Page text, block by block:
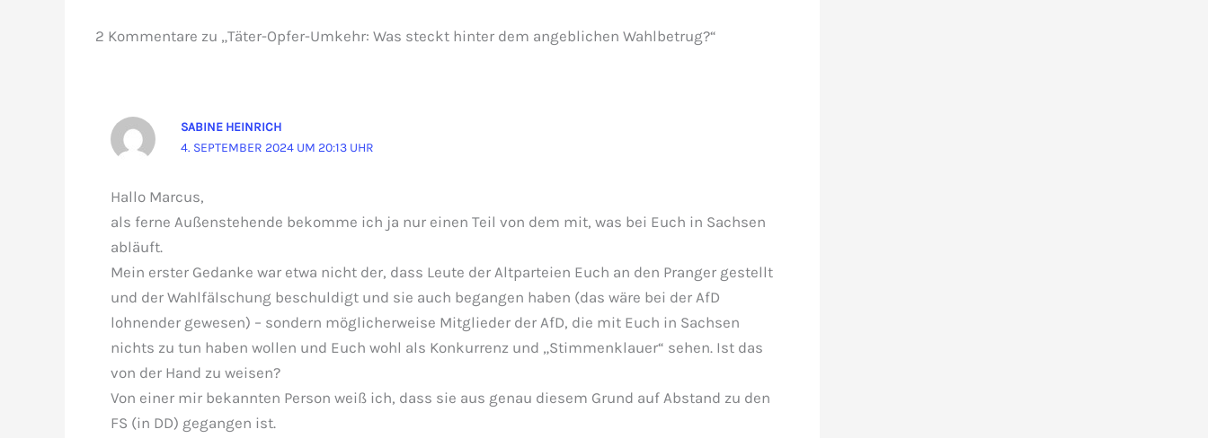
2 Kommentare zu „Täter-Opfer-Umkehr: Was steckt hinter dem angeblichen Wahlbetrug?“
SABINE HEINRICH
4. SEPTEMBER 2024 UM 20:13 UHR
Hallo Marcus,
als ferne Außenstehende bekomme ich ja nur einen Teil von dem mit, was bei Euch in Sachsen
abläuft.
Mein erster Gedanke war etwa nicht der, dass Leute der Altparteien Euch an den Pranger gestellt
und der Wahlfälschung beschuldigt und sie auch begangen haben (das wäre bei der AfD
lohnender gewesen) – sondern möglicherweise Mitglieder der AfD, die mit Euch in Sachsen
nichts zu tun haben wollen und Euch wohl als Konkurrenz und „Stimmenklauer“ sehen. Ist das
von der Hand zu weisen?
Von einer mir bekannten Person weiß ich, dass sie aus genau diesem Grund auf Abstand zu den
FS (in DD) gegangen ist.